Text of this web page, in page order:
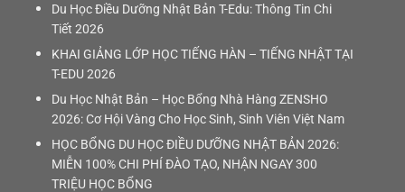
Du Học Điều Dưỡng Nhật Bản T-Edu: Thông Tin Chi
Tiết 2026
KHAI GIẢNG LỚP HỌC TIẾNG HÀN – TIẾNG NHẬT TẠI
T-EDU 2026
Du Học Nhật Bản – Học Bổng Nhà Hàng ZENSHO
2026: Cơ Hội Vàng Cho Học Sinh, Sinh Viên Việt Nam
HỌC BỔNG DU HỌC ĐIỀU DƯỠNG NHẬT BẢN 2026:
MIỄN 100% CHI PHÍ ĐÀO TẠO, NHẬN NGAY 300
TRIỆU HỌC BỔNG